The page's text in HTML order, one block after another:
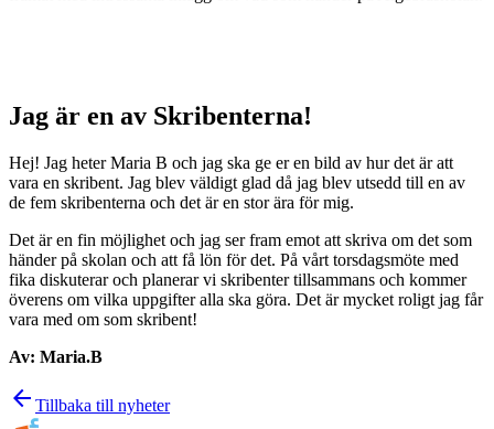
Jag är en av Skribenterna!
Hej! Jag heter Maria B och jag ska ge er en bild av hur det är att
vara en skribent. Jag blev väldigt glad då jag blev utsedd till en av
de fem skribenterna och det är en stor ära för mig.
Det är en fin möjlighet och jag ser fram emot att skriva om det som
händer på skolan och att få lön för det. På vårt torsdagsmöte med
fika diskuterar och planerar vi skribenter tillsammans och kommer
överens om vilka uppgifter alla ska göra. Det är mycket roligt jag får
vara med om som skribent!
Av: Maria.B
arrow_back Tillbaka till nyheter